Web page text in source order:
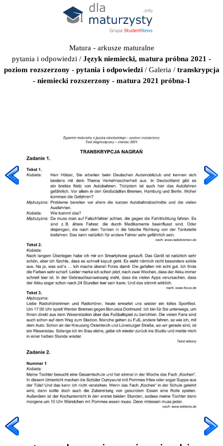
Matura - arkusze maturalne
pytania i odpowiedzi / Język niemiecki, matura próbna 2021 -
poziom rozszerzony - pytania i odpowiedzi/ Galeria / transkrypcja
- niemiecki rozszerzony - matura 2021 próbna-1